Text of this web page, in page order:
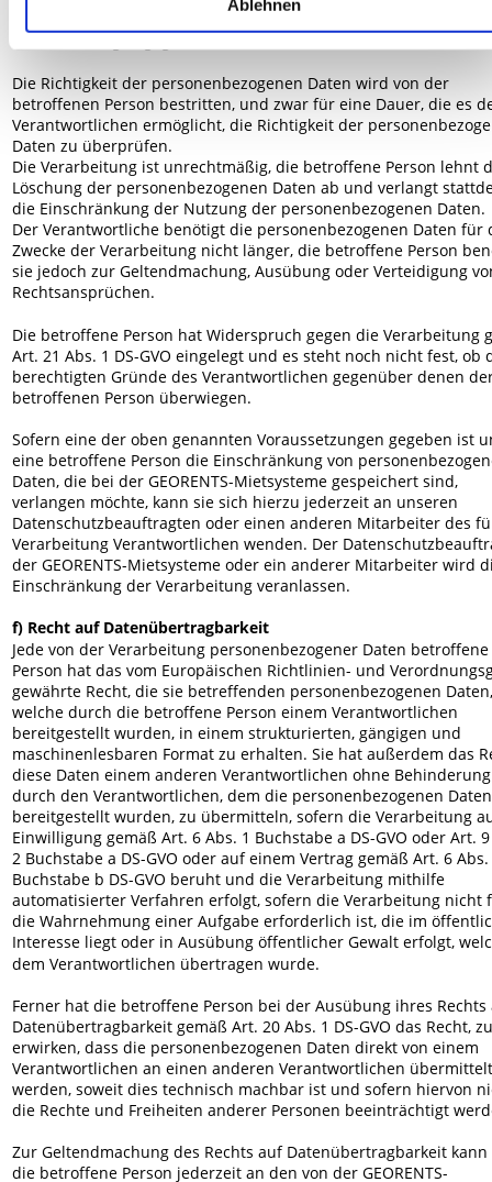
Ablehnen
Die Richtigkeit der personenbezogenen Daten wird von der
betroffenen Person bestritten, und zwar für eine Dauer, die es
Verantwortlichen ermöglicht, die Richtigkeit der
Daten zu überprüfen.
Die Verarbeitung ist unrechtmäßig, die betroffene Person lehnt
Löschung der personenbezogenen Daten ab und verlangt
die Einschränkung der Nutzung der personenbezogenen Daten.
Der Verantwortliche benötigt die personenbezogenen Daten für
Zwecke der Verarbeitung nicht länger, die betroffene Person
sie jedoch zur Geltendmachung, Ausübung oder Verteidigung
Rechtsansprüchen.
Die betroffene Person hat Widerspruch gegen die Verarbeitung
Art. 21 Abs. 1 DS-GVO eingelegt und es steht noch nicht fest, ob
berechtigten Gründe des Verantwortlichen gegenüber denen
betroffenen Person überwiegen.
Sofern eine der oben genannten Voraussetzungen gegeben ist
eine betroffene Person die Einschränkung von
Daten, die bei der GEORENTS-Mietsysteme gespeichert sind,
verlangen möchte, kann sie sich hierzu jederzeit an unseren
Datenschutzbeauftragten oder einen anderen Mitarbeiter des
Verarbeitung Verantwortlichen wenden. Der
der GEORENTS-Mietsysteme oder ein anderer Mitarbeiter wird
Einschränkung der Verarbeitung veranlassen.
f) Recht auf Datenübertragbarkeit
Jede von der Verarbeitung personenbezogener Daten betroffene
Person hat das vom Europäischen Richtlinien- und
gewährte Recht, die sie betreffenden personenbezogenen
welche durch die betroffene Person einem Verantwortlichen
bereitgestellt wurden, in einem strukturierten, gängigen und
maschinenlesbaren Format zu erhalten. Sie hat außerdem das
diese Daten einem anderen Verantwortlichen ohne
durch den Verantwortlichen, dem die personenbezogenen
bereitgestellt wurden, zu übermitteln, sofern die Verarbeitung
Einwilligung gemäß Art. 6 Abs. 1 Buchstabe a DS-GVO oder Art.
2 Buchstabe a DS-GVO oder auf einem Vertrag gemäß Art. 6
Buchstabe b DS-GVO beruht und die Verarbeitung mithilfe
automatisierter Verfahren erfolgt, sofern die Verarbeitung nicht
die Wahrnehmung einer Aufgabe erforderlich ist, die im
Interesse liegt oder in Ausübung öffentlicher Gewalt erfolgt,
dem Verantwortlichen übertragen wurde.
Ferner hat die betroffene Person bei der Ausübung ihres
Datenübertragbarkeit gemäß Art. 20 Abs. 1 DS-GVO das Recht,
erwirken, dass die personenbezogenen Daten direkt von einem
Verantwortlichen an einen anderen Verantwortlichen
werden, soweit dies technisch machbar ist und sofern hiervon
die Rechte und Freiheiten anderer Personen beeinträchtigt
Zur Geltendmachung des Rechts auf Datenübertragbarkeit
die betroffene Person jederzeit an den von der GEORENTS-